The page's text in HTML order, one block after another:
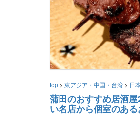
top > 東アジア・中国・台湾 > 日
蒲田のおすすめ居酒
い名店から個室のあ